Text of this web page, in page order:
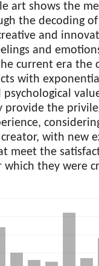
art shows the
the decoding
and
and
current era the
with
psychological
provide the
with new
meet the
which they were